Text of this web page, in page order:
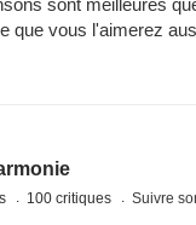
que vous l'aimerez
100 critiques Suivre